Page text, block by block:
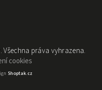
. Všechna práva vyhrazena.
cookies
Shoptak.cz